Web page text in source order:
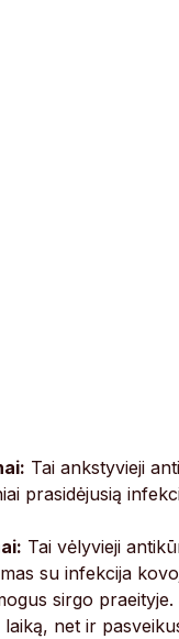
Tai ankstyvieji
prasidėjusią
Tai vėlyvieji
su infekcija
sirgo praeityje.
laiką, net ir